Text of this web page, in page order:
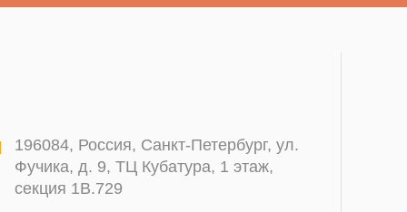
196084, Россия, Санкт-Петербург, ул.
Фучика, д. 9, ТЦ Кубатура, 1 этаж,
секция 1В.729